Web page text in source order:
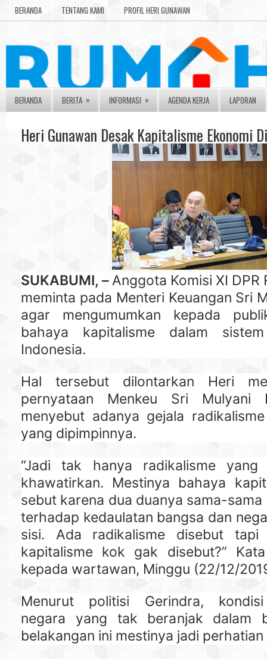
BERANDA TENTANG KAMI PROFIL HERI GUNAWAN
BERANDA BERITA » INFORMASI » AGENDA KERJA LAPORAN
Heri Gunawan Desak Kapitalisme Ekonomi
SUKABUMI, –Anggota Komisi XI DPR
meminta pada Menteri Keuangan Sri
agar mengumumkan kepada
bahaya kapitalisme dalam
Indonesia.
Hal tersebut dilontarkan Heri
pernyataan Menkeu Sri Mulyani
menyebut adanya gejala
yang dipimpinnya.
“Jadi tak hanya radikalisme
khawatirkan. Mestinya bahaya
sebut karena dua duanya sama-
terhadap kedaulatan bangsa dan
sisi. Ada radikalisme disebut
kapitalisme kok gak disebut?”
kepada wartawan, Minggu (22/12/
Menurut politisi Gerindra, kondisi
negara yang tak beranjak dalam
belakangan ini mestinya jadi perhatian